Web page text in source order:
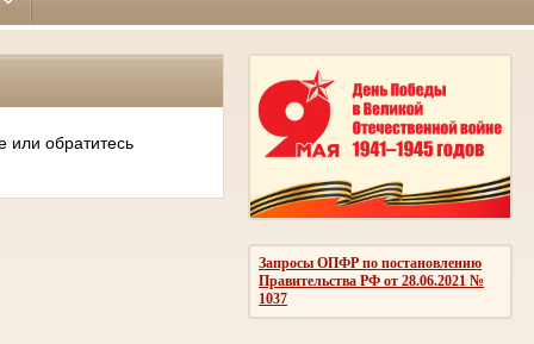
Запросы ОПФР по постановлению
Правительства РФ от 28.06.2021 №
1037
или обратитесь